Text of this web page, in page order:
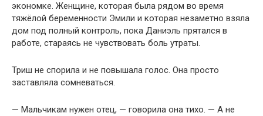
экономке. Женщине, которая была рядом во время
тяжёлой беременности Эмили и которая незаметно взяла
дом под полный контроль, пока Даниэль прятался в
работе, стараясь не чувствовать боль утраты.
Триш не спорила и не повышала голос. Она просто
заставляла сомневаться.
— Мальчикам нужен отец, — говорила она тихо. — А не